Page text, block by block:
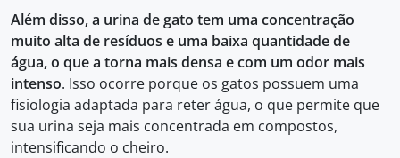
Além disso, a urina de gato tem uma concentração
muito alta de resíduos e uma baixa quantidade de
água, o que a torna mais densa e com um odor mais
intenso. Isso ocorre porque os gatos possuem uma
fisiologia adaptada para reter água, o que permite que
sua urina seja mais concentrada em compostos,
intensificando o cheiro.